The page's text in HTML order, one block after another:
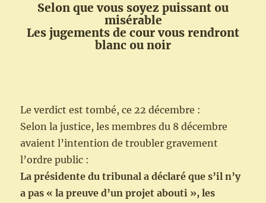
Selon que vous soyez puissant ou
misérable
Les jugements de cour vous rendront
blanc ou noir
Le verdict est tombé, ce 22 décembre :
Selon la justice, les membres du 8 décembre
avaient l’intention de troubler gravement
l’ordre public :
La présidente du tribunal a déclaré que s’il n’y
a pas « la preuve d’un projet abouti », les